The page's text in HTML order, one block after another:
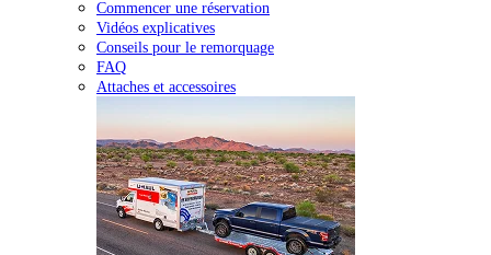
Commencer une réservation
Vidéos explicatives
Conseils pour le remorquage
FAQ
Attaches et accessoires